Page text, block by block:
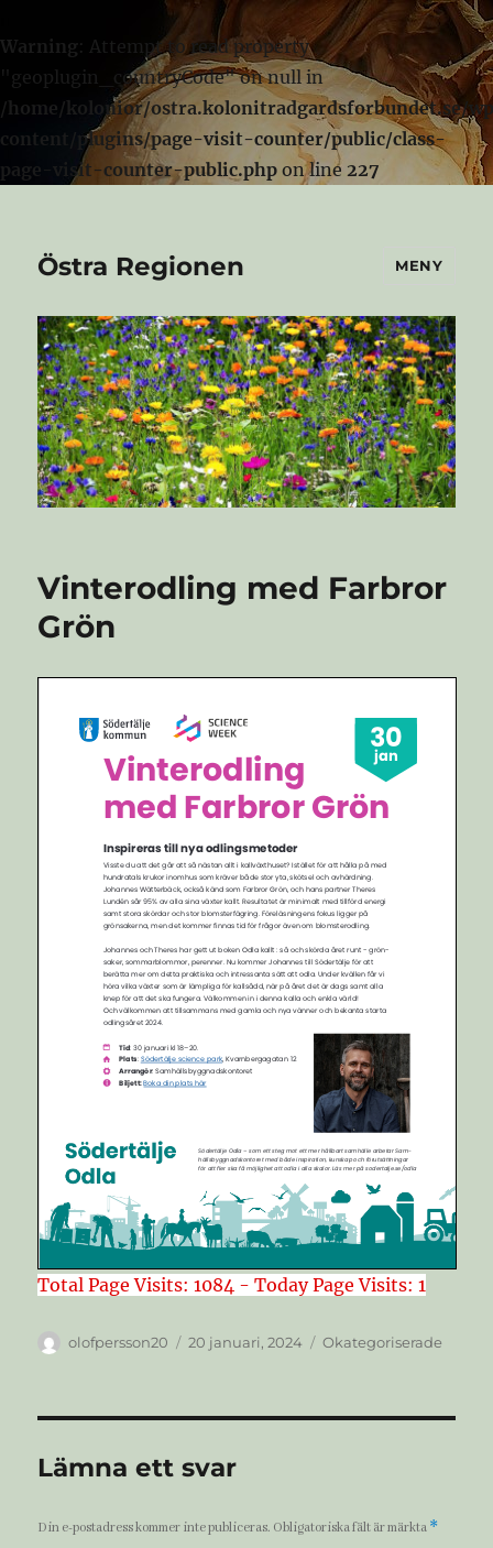
Warning : Attempt to read property
"geoplugin_countryCode" on null in
/home/kolonior/ostra.kolonitradgardsforbundet.se/
content/plugins/page-visit-counter/public/class-
page-visit-counter-public.php on line 227
Östra Regionen MENY
Vinterodling med Farbror
Grön
Total Page Visits: 1084 - Today Page Visits: 1
Författare
olofpersson20
Publicerat
20 januari, 2024 Kategorier
Okategoriserade
Lämna ett svar
Din e-postadress kommer inte publiceras. Obligatoriska fält är märkta *